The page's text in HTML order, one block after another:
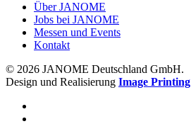
Über JANOME
Jobs bei JANOME
Messen und Events
Kontakt
© 2026 JANOME Deutschland GmbH.
Design und Realisierung Image Printing